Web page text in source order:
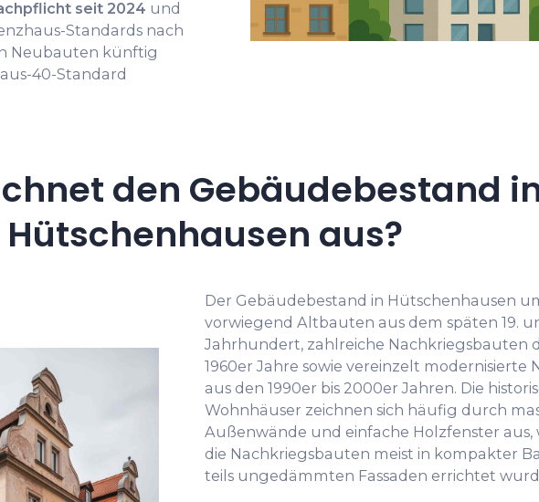
seit 2024 und
Standards nach
Neubauten künftig
40-Standard
den Gebäudebestand
Hütschenhausen aus?
Der Gebäudebestand in Hütschenhausen
vorwiegend Altbauten aus dem späten 19.
Jahrhundert, zahlreiche Nachkriegsbauten
1960er Jahre sowie vereinzelt modernisierte
aus den 1990er bis 2000er Jahren. Die
Wohnhäuser zeichnen sich häufig durch
Außenwände und einfache Holzfenster
die Nachkriegsbauten meist in kompakter
teils ungedämmten Fassaden errichtet